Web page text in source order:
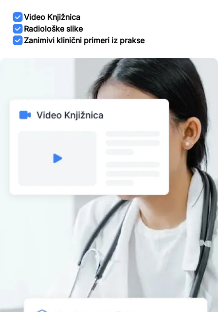
Video Knjižnica
Radiološke slike
Zanimivi klinični primeri iz prakse